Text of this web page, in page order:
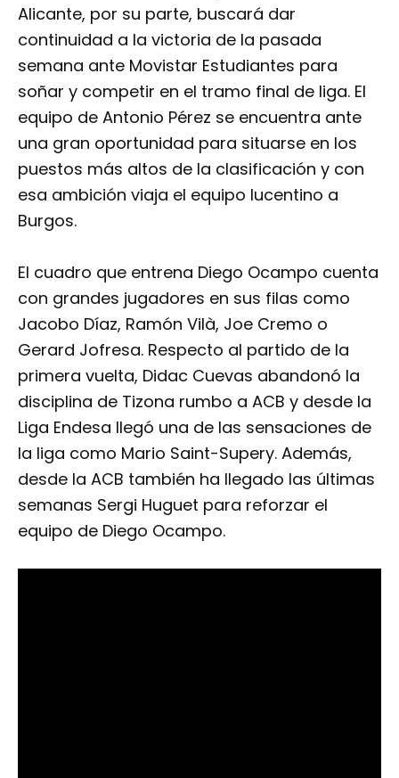
Alicante, por su parte, buscará dar
continuidad a la victoria de la pasada
semana ante Movistar Estudiantes para
soñar y competir en el tramo final de liga. El
equipo de Antonio Pérez se encuentra ante
una gran oportunidad para situarse en los
puestos más altos de la clasificación y con
esa ambición viaja el equipo lucentino a
Burgos.
El cuadro que entrena Diego Ocampo cuenta
con grandes jugadores en sus filas como
Jacobo Díaz, Ramón Vilà, Joe Cremo o
Gerard Jofresa. Respecto al partido de la
primera vuelta, Didac Cuevas abandonó la
disciplina de Tizona rumbo a ACB y desde la
Liga Endesa llegó una de las sensaciones de
la liga como Mario Saint-Supery. Además,
desde la ACB también ha llegado las últimas
semanas Sergi Huguet para reforzar el
equipo de Diego Ocampo.